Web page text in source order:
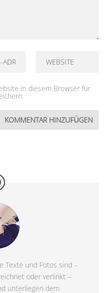
in diesem Browser für
Texte und Fotos sind –
oder verlinkt –
unterliegen dem